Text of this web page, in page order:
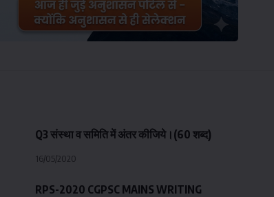
Q3 संस्था व समिति में अंतर कीजिये।(60 शब्द)
16/05/2020
RPS-2020 CGPSC MAINS WRITING